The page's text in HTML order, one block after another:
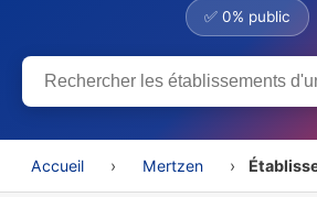
✅ 0% public
Accueil › Mertzen ›